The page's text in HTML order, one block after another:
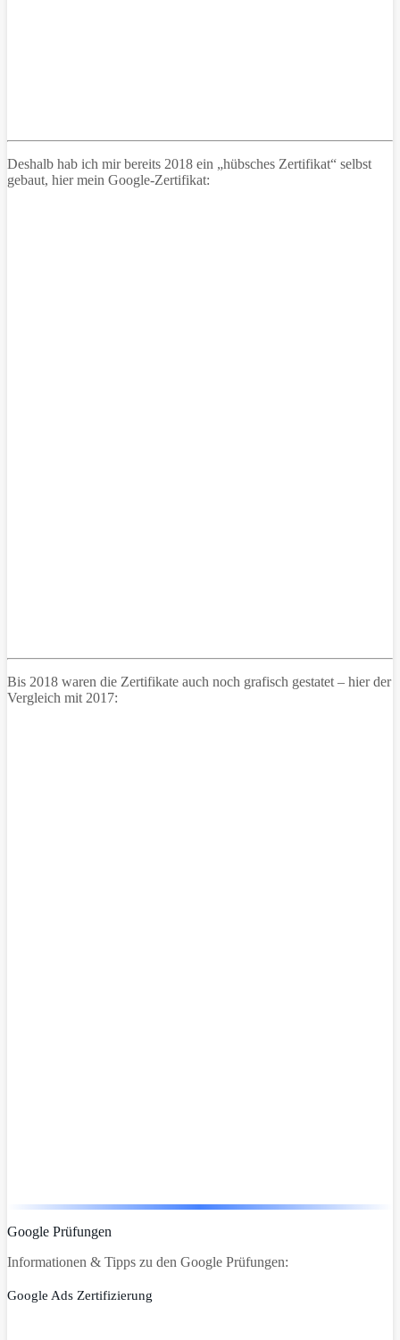
Deshalb hab ich mir bereits 2018 ein „hübsches Zertifikat“ selbst
gebaut, hier mein Google-Zertifikat:
Bis 2018 waren die Zertifikate auch noch grafisch gestatet – hier der
Vergleich mit 2017:
Google Prüfungen
Informationen & Tipps zu den Google Prüfungen:
Google Ads Zertifizierung